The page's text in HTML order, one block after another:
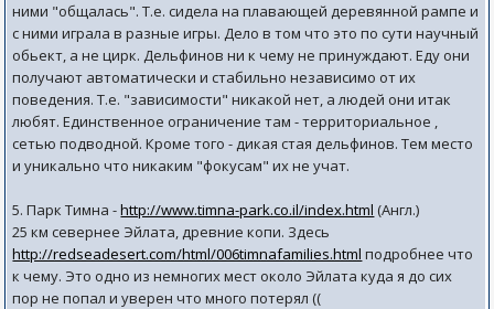
ними "общалась". Т.е. сидела на плавающей деревянной рампе и
с ними играла в разные игры. Дело в том что это по сути научный
обьект, а не цирк. Дельфинов ни к чему не принуждают. Еду они
получают автоматически и стабильно независимо от их
поведения. Т.е. "зависимости" никакой нет, а людей они итак
любят. Единственное ограничение там - территориальное ,
сетью подводной. Кроме того - дикая стая дельфинов. Тем место
и уникально что никаким "фокусам" их не учат.
5. Парк Тимна -http://www.timna-park.co.il/index.html (Англ.)
25 км севернее Эйлата, древние копи. Здесь
http://redseadesert.com/html/006timnafamilies.html подробнее что
к чему. Это одно из немногих мест около Эйлата куда я до сих
пор не попал и уверен что много потерял ((